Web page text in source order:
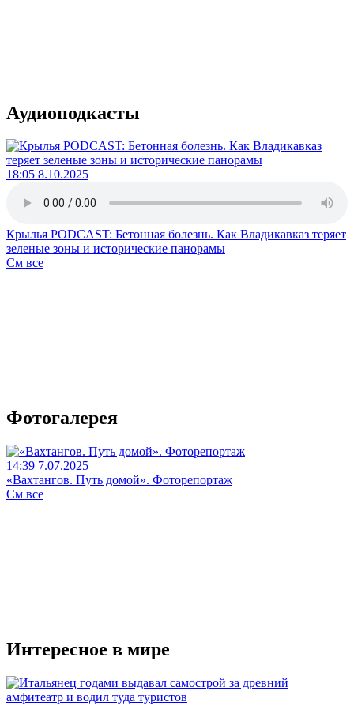
Аудиоподкасты
18:05 8.10.2025
Крылья PODCAST: Бетонная болезнь. Как Владикавказ теряет
зеленые зоны и исторические панорамы
См все
Фотогалерея
14:39 7.07.2025
«Вахтангов. Путь домой». Фоторепортаж
См все
Интересное в мире